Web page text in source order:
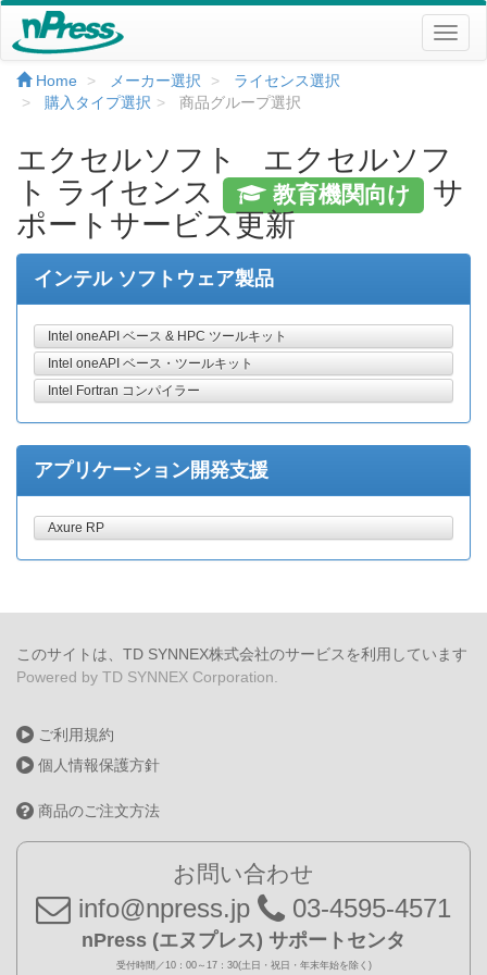
Home メーカー選択
ライセンス選択
購入タイプ選択
商品グループ選択
エクセルソフト エクセルソフ
ト ライセンス
教育機関向け
サ
ポートサービス更新
インテル ソフトウェア製品
Intel oneAPI ベース & HPC ツールキット
Intel oneAPI ベース・ツールキット
Intel Fortran コンパイラー
アプリケーション開発支援
Axure RP
このサイトは、TD SYNNEX株式会社のサービスを利用しています
Powered by TD SYNNEX Corporation.
ご利用規約
個人情報保護方針
商品のご注文方法
お問い合わせ
info@npress.jp 03-4595-4571
nPress (エヌプレス) サポートセンタ
受付時間／10：00～17：30(土日・祝日・年末年始を除く)